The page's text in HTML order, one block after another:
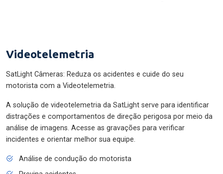
Videotelemetria
SatLight Câmeras: Reduza os acidentes e cuide do seu
motorista com a Videotelemetria.
A solução de videotelemetria da SatLight serve para identificar
distrações e comportamentos de direção perigosa por meio da
análise de imagens. Acesse as gravações para verificar
incidentes e orientar melhor sua equipe.
Análise de condução do motorista